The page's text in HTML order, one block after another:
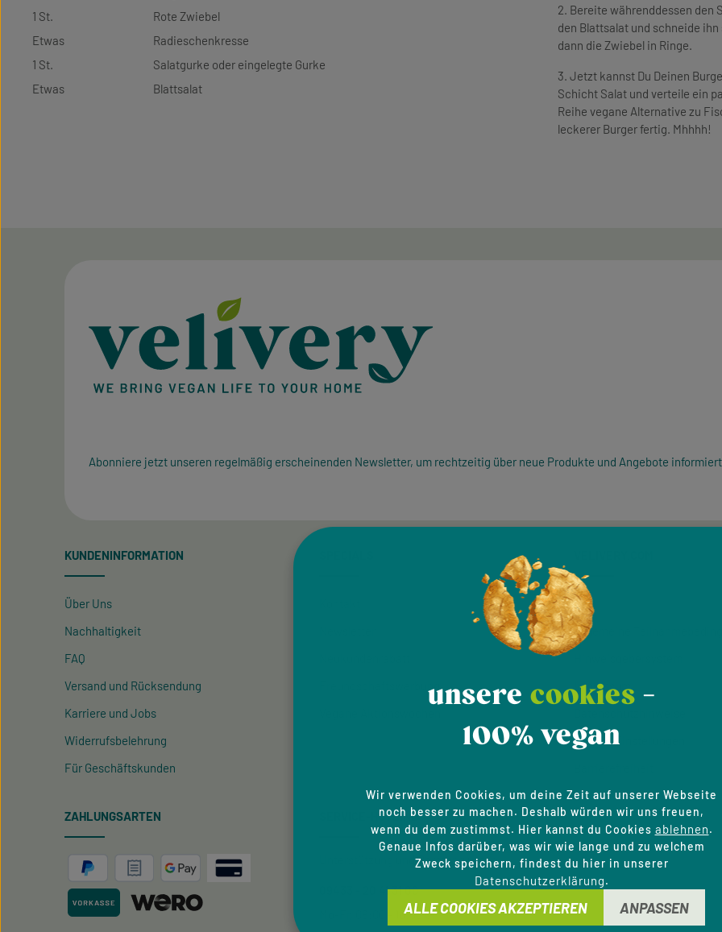
1 St.
Rote Zwiebel
Etwas
Radieschenkresse
1 St.
Salatgurke oder eingelegte Gurke
Etwas
Blattsalat
2. Bereite währenddessen den
den Blattsalat und schneide
dann die Zwiebel in Ringe.
3. Jetzt kannst Du Deinen
Schicht Salat und verteile ein
Reihe vegane Alternative zu
leckerer Burger fertig. Mhhhh!
Abonniere jetzt unseren regelmäßig erscheinenden Newsletter, um rechtzeitig über neue Produkte und Angebote informiert
KUNDENINFORMATION
Über Uns
Nachhaltigkeit
FAQ
Versand und Rücksendung
Karriere und Jobs
Widerrufsbelehrung
Für Geschäftskunden
Freundschaftswerbung
AGB
Allgemeine
Impressum
Cookie-Einstellungen
ZAHLUNGSARTEN SERVICE-HOTLINE
Unterstützung und Beratung unter:
09433 - 20 41 31 00
Mo-Fr, 08:00 - 16:00 Uhr
unsere cookies -
100% vegan
Wir verwenden Cookies, um deine Zeit auf unserer Webseite
noch besser zu machen. Deshalb würden wir uns freuen,
wenn du dem zustimmst. Hier kannst du Cookies ablehnen.
Genaue Infos darüber, was wir wie lange und zu welchem
Zweck speichern, findest du hier in unserer
Datenschutzerklärung.
ANPASSEN
ALLE COOKIES AKZEPTIEREN